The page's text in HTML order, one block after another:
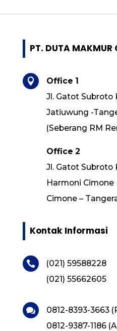
PT. DUTA MAKMUR

Office 1
Jl. Gatot Subroto
Jatiuwung -
(Seberang RM
Office 2
Jl. Gatot Subroto
Harmoni Cimone
Cimone –
Kontak Informasi

(021) 59588228
(021) 55662605

0812-8393-3663
0812-9387-1186